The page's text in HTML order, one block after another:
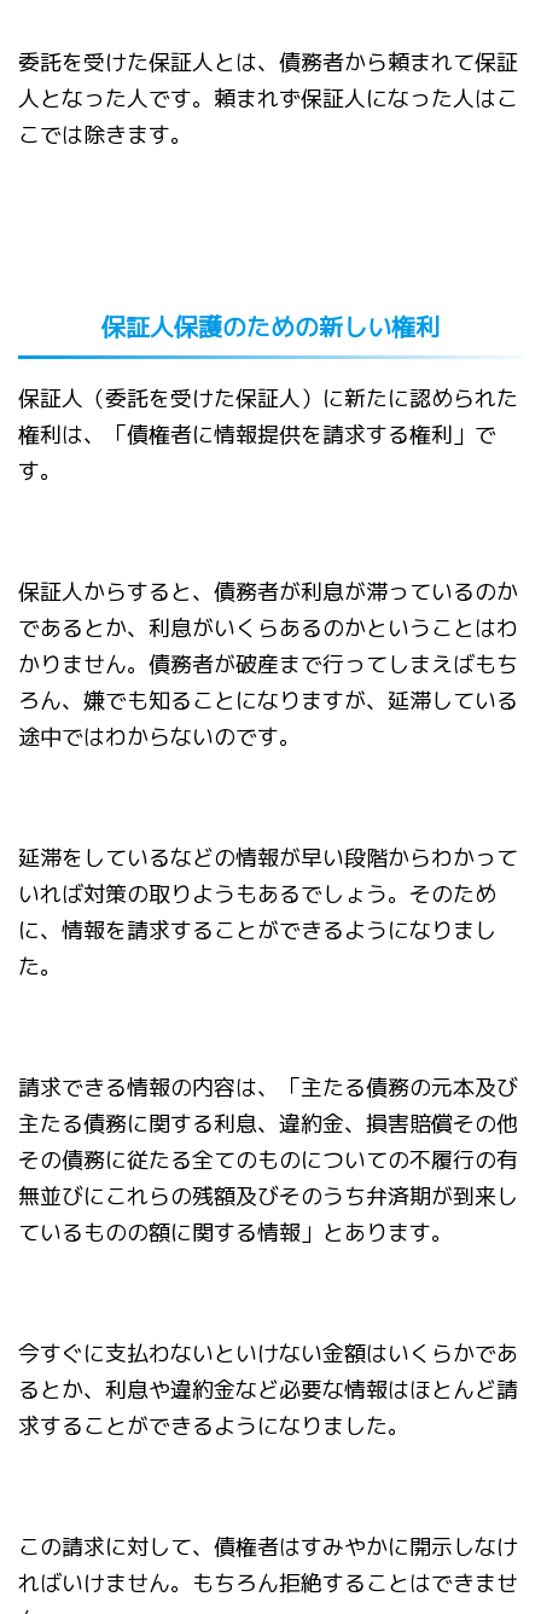
委託を受けた保証人とは、債務者から頼まれて保証
人となった人です。頼まれず保証人になった人はこ
こでは除きます。
保証人保護のための新しい権利
保証人（委託を受けた保証人）に新たに認められた
権利は、「債権者に情報提供を請求する権利」で
す。
保証人からすると、債務者が利息が滞っているのか
であるとか、利息がいくらあるのかということはわ
かりません。債務者が破産まで行ってしまえばもち
ろん、嫌でも知ることになりますが、延滞している
途中ではわからないのです。
延滞をしているなどの情報が早い段階からわかって
いれば対策の取りようもあるでしょう。そのため
に、情報を請求することができるようになりまし
た。
請求できる情報の内容は、「主たる債務の元本及び
主たる債務に関する利息、違約金、損害賠償その他
その債務に従たる全てのものについての不履行の有
無並びにこれらの残額及びそのうち弁済期が到来し
ているものの額に関する情報」とあります。
今すぐに支払わないといけない金額はいくらかであ
るとか、利息や違約金など必要な情報はほとんど請
求することができるようになりました。
この請求に対して、債権者はすみやかに開示しなけ
ればいけません。もちろん拒絶することはできませ